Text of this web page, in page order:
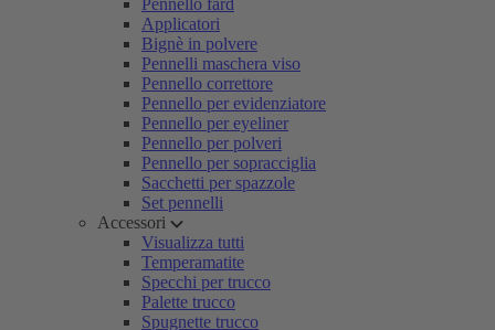
Pennello fard
Applicatori
Bignè in polvere
Pennelli maschera viso
Pennello correttore
Pennello per evidenziatore
Pennello per eyeliner
Pennello per polveri
Pennello per sopracciglia
Sacchetti per spazzole
Set pennelli
Accessori
Visualizza tutti
Temperamatite
Specchi per trucco
Palette trucco
Spugnette trucco